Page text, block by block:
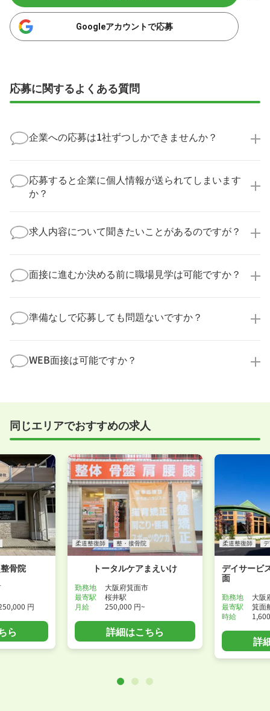
Googleアカウントで応募
応募に関するよくある質問
企業への応募は1社ずつしかできませんか？
実際に医療キャリアナビを利用して転職に成功した方
の多くは、複数応募して自分に合った職場を選ばれて
います。
応募すると企業に個人情報が送られてしまいます
か？
業様に個人情報が送られることはありません！
より詳細な求人情報をご確認いただいた上で、転職希
求人内容について聞きたいことがあるのですが？
してお答えいたします。
勤務体制や職場の雰囲気、研修制度など、どんな小さ
す！
面接に進むか決める前に職場見学は可能ですか？
積極的に受け入れています。実際の職場環境や働く人
の様子を見ることで、より安心してご判断いただけま
ださい！
準備なしで応募しても問題ないですか？
まで、一からサポートいたします。「転職を考え始め
たばかり」「何から始めればいいか分からない」とい
WEB面接は可能ですか？
すめしていますが、企業様によってはWEB面接を導入
事前に確認することは可能ですので、お気軽にお申し
付けください！
同じエリアでおすすめの求人
骨院
円
ら
柔道整復師 整・接骨院
トータルケアまえいけ
勤務地
大阪府箕面市
最寄駅
桜井駅
月給
250,000 円~
詳細はこちら
柔道整復師
デイサービ
面
勤務地
大阪
最寄駅
箕面
時給
詳